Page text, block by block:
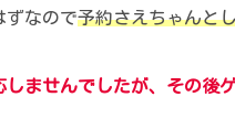
ずなので予約さえちゃんと
ませんでしたが、その後